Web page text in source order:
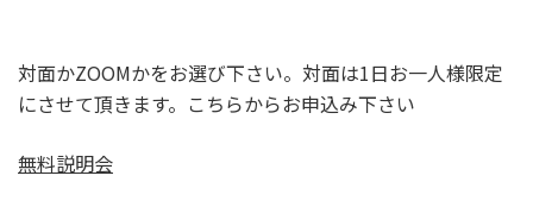
対面かZOOMかをお選び下さい。対面は1日お一人様限定
にさせて頂きます。こちらからお申込み下さい
無料説明会